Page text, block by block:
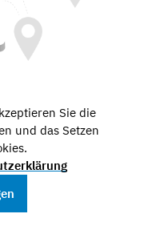
Sie die
und das Setzen